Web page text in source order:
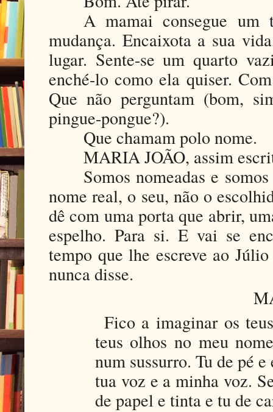
A mamai consegue
mudança. Encaixota a sua
lugar. Sente-se um quarto
enché-lo como ela quiser.
Que não perguntam (bom,
pingue-pongue?).
Que chamam polo nome.
MARIA JOÃO, assim
Somos nomeadas e
nome real, o seu, não o
dê com uma porta que abrir,
espelho. Para si. E vai se
tempo que lhe escreve ao
nunca disse.
Fico a imaginar os
teus olhos no meu
num sussurro. Tu de pé
tua voz e a minha voz.
de papel e tinta e tu de